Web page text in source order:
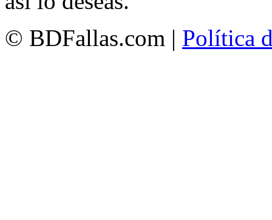
© BDFallas.com | Política